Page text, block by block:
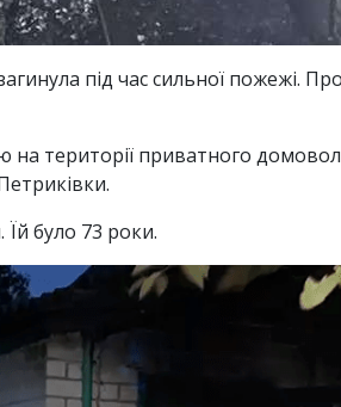
під час сильної пожежі.
на території приватного
Їй було 73 роки.